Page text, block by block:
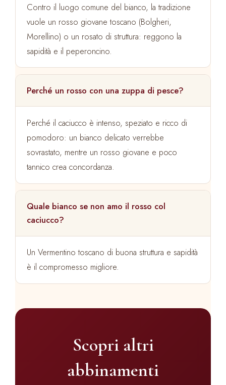
Contro il luogo comune del bianco, la tradizione
vuole un rosso giovane toscano (Bolgheri,
Morellino) o un rosato di struttura: reggono la
sapidità e il peperoncino.
Perché un rosso con una zuppa di pesce?
Perché il caciucco è intenso, speziato e ricco di
pomodoro: un bianco delicato verrebbe
sovrastato, mentre un rosso giovane e poco
tannico crea concordanza.
Quale bianco se non amo il rosso col
caciucco?
Un Vermentino toscano di buona struttura e sapidità
è il compromesso migliore.
Scopri altri
abbinamenti